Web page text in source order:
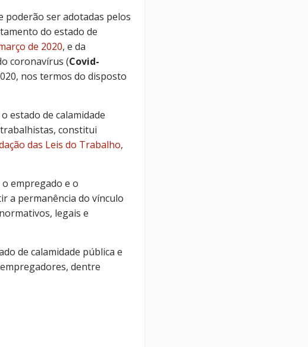
poderão ser adotadas pelos
do estado de
de 2020, e da
coronavírus (Covid-
nos termos do disposto
estado de calamidade
constitui
das Leis do Trabalho,
empregado e o
a permanência do vínculo
legais e
de calamidade pública e
dentre